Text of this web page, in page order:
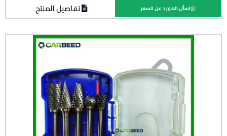
تفاصيل المنتج اسأل المورد عن السعر